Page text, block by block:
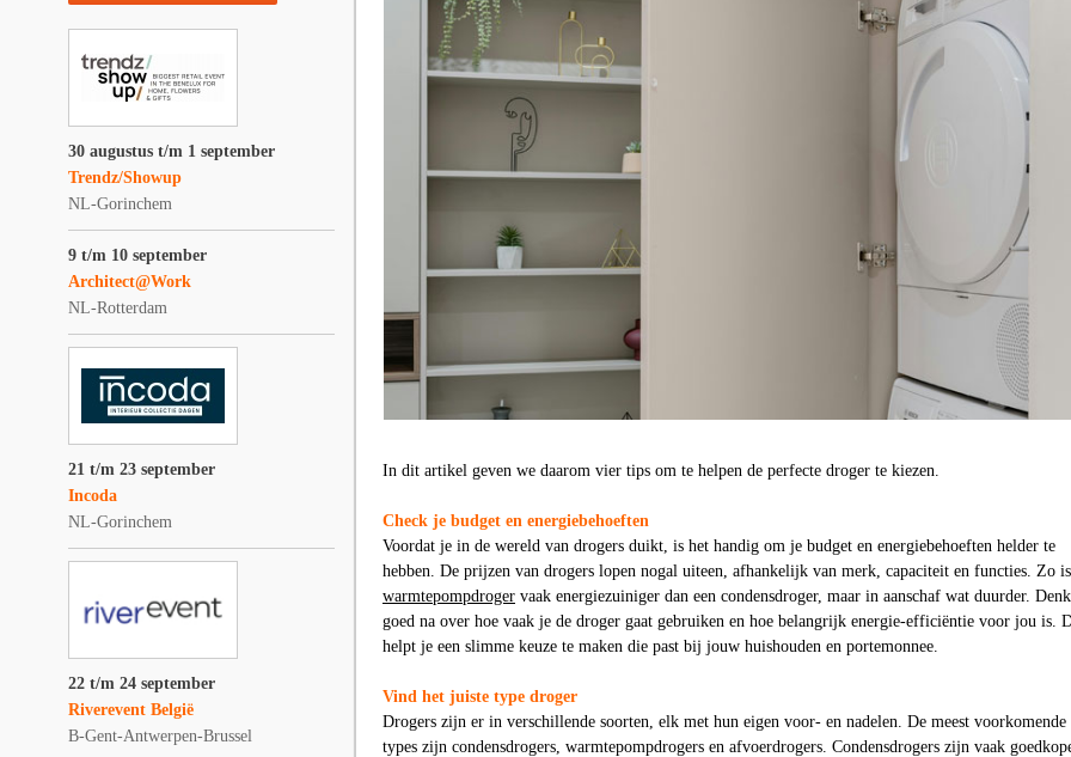
30 augustus t/m 1 september
Trendz/Showup
NL-Gorinchem
9 t/m 10 september
Architect@Work
NL-Rotterdam
21 t/m 23 september
Incoda
NL-Gorinchem
22 t/m 24 september
Riverevent België
B-Gent-Antwerpen-Brussel
In dit artikel geven we daarom vier tips om te helpen de perfecte droger te kiezen.
Check je budget en energiebehoeften
Voordat je in de wereld van drogers duikt, is het handig om je budget en energiebehoeften helder te
hebben. De prijzen van drogers lopen nogal uiteen, afhankelijk van merk, capaciteit en functies. Zo
warmtepompdroger vaak energiezuiniger dan een condensdroger, maar in aanschaf wat duurder. Denk
goed na over hoe vaak je de droger gaat gebruiken en hoe belangrijk energie-efficiëntie voor jou is.
helpt je een slimme keuze te maken die past bij jouw huishouden en portemonnee.
Vind het juiste type droger
Drogers zijn er in verschillende soorten, elk met hun eigen voor- en nadelen. De meest voorkomende
types zijn condensdrogers, warmtepompdrogers en afvoerdrogers. Condensdrogers zijn vaak